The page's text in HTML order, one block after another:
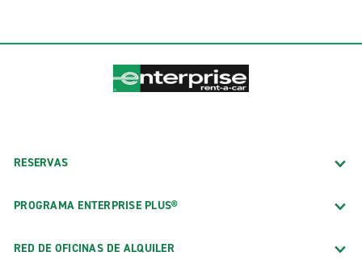
RESERVAS
PROGRAMA ENTERPRISE PLUS®
RED DE OFICINAS DE ALQUILER